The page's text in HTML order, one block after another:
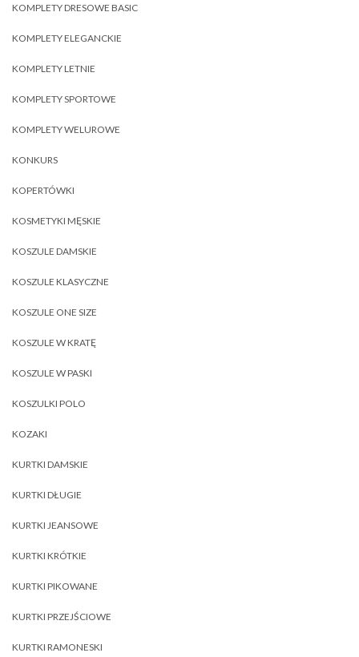
KOMPLETY DRESOWE BASIC
KOMPLETY ELEGANCKIE
KOMPLETY LETNIE
KOMPLETY SPORTOWE
KOMPLETY WELUROWE
KONKURS
KOPERTÓWKI
KOSMETYKI MĘSKIE
KOSZULE DAMSKIE
KOSZULE KLASYCZNE
KOSZULE ONE SIZE
KOSZULE W KRATĘ
KOSZULE W PASKI
KOSZULKI POLO
KOZAKI
KURTKI DAMSKIE
KURTKI DŁUGIE
KURTKI JEANSOWE
KURTKI KRÓTKIE
KURTKI PIKOWANE
KURTKI PRZEJŚCIOWE
KURTKI RAMONESKI